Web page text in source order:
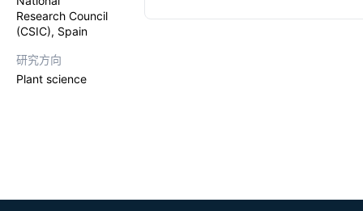
Research Council
(CSIC), Spain
研究方向
Plant science